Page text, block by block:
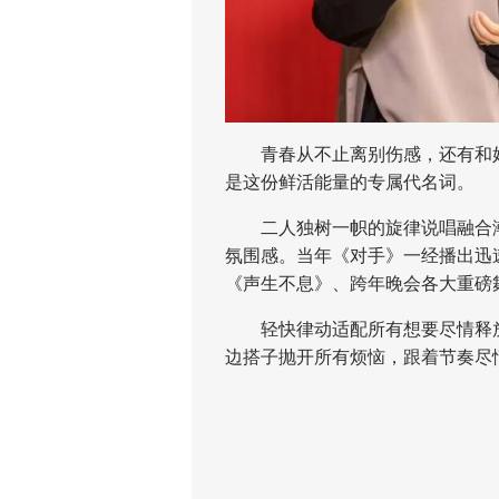
青春从不止离别伤感，还有和
是这份鲜活能量的专属代名词。
二人独树一帜的旋律说唱融合
氛围感。当年《对手》一经播出
《声生不息》、跨年晚会各大重
轻快律动适配所有想要尽情释
边搭子抛开所有烦恼，跟着节奏